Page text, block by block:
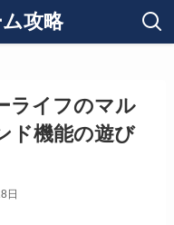
攻略
ライフのマル
ド機能の遊び
日